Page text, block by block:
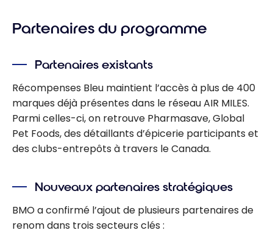
Obtenez
forfait bancaire
et un compte
d’épargne
Partenaires du programme
Partenaires existants
Récompenses Bleu maintient l’accès à plus de 400
marques déjà présentes dans le réseau AIR MILES.
Parmi celles-ci, on retrouve Pharmasave, Global
Pet Foods, des détaillants d’épicerie participants et
des clubs-entrepôts à travers le Canada.
Nouveaux partenaires stratégiques
BMO a confirmé l’ajout de plusieurs partenaires de
renom dans trois secteurs clés :